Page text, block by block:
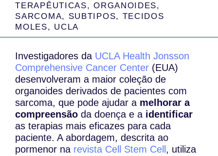
TERAPÊUTICAS,ORGANOIDES,
SARCOMA, SUBTIPOS, TECIDOS
MOLES, UCLA
Investigadores da UCLA Health Jonsson
Comprehensive Cancer Center (EUA)
desenvolveram a maior coleção de
organoides derivados de pacientes com
sarcoma, que pode ajudar a melhorar a
compreensão da doença e a identificar
as terapias mais eficazes para cada
paciente. A abordagem, descrita ao
pormenor na revista Cell Stem Cell , utiliza